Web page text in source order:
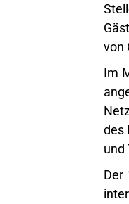
von
Im
des
und
Der